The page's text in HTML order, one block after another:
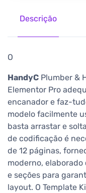
Descrição
O
HandyC Plumber &
Elementor Pro
encanador e faz-
modelo facilmente
basta arrastar e
de codificação é
de 12 páginas,
moderno,
e seções para
layout. O Template